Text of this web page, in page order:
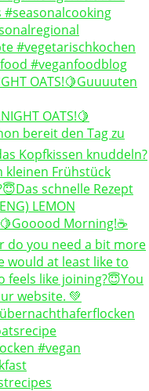
OATS!🍋Guuuuten